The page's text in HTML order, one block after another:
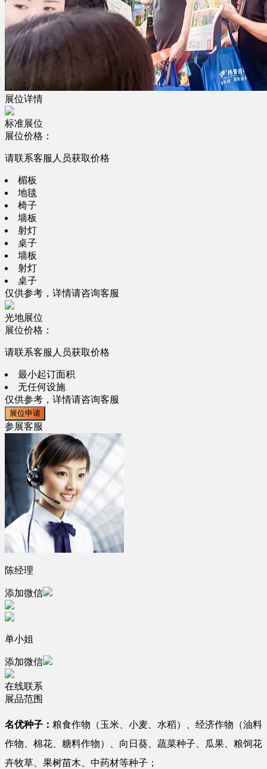
展位详情
标准展位
展位价格：
请联系客服人员获取价格
楣板
地毯
椅子
墙板
射灯
桌子
墙板
射灯
桌子
仅供参考，详情请咨询客服
光地展位
展位价格：
请联系客服人员获取价格
最小起订面积
无任何设施
仅供参考，详情请咨询客服
展位申请
参展客服
陈经理
添加微信
单小姐
添加微信
在线联系
展品范围
名优种子： 粮食作物（玉米、小麦、水稻）、经济作物（油料
作物、棉花、糖料作物）、向日葵、蔬菜种子、瓜果、粮饲花
卉牧草、果树苗木、中药材等种子；